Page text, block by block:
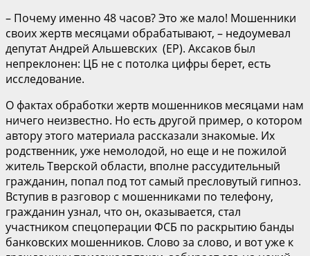
– Почему именно 48 часов? Это же мало! Мошенники
своих жертв месяцами обрабатывают, – недоумевал
депутат Андрей Альшевских (ЕР). Аксаков был
непреклонен: ЦБ не с потолка цифры берет, есть
исследование.
О фактах обработки жертв мошенников месяцами нам
ничего неизвестно. Но есть другой пример, о котором
автору этого материала рассказали знакомые. Их
родственник, уже немолодой, но еще и не пожилой
житель Тверской области, вполне рассудительный
гражданин, попал под тот самый пресловутый гипноз.
Вступив в разговор с мошенниками по телефону,
гражданин узнал, что он, оказывается, стал
участником спецоперации ФСБ по раскрытию банды
банковских мошенников. Слово за слово, и вот уже к